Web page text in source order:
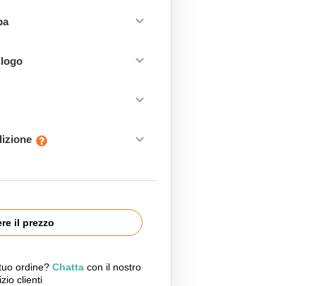
il prezzo
ordine? Chattacon il nostro
clienti